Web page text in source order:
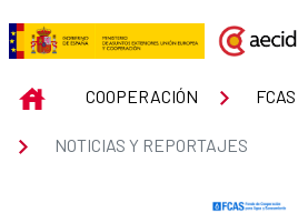
Skip to Main Content
Noticias y reportajes
INICIOCOOPERACIÓN FCAS
NOTICIAS Y REPORTAJES